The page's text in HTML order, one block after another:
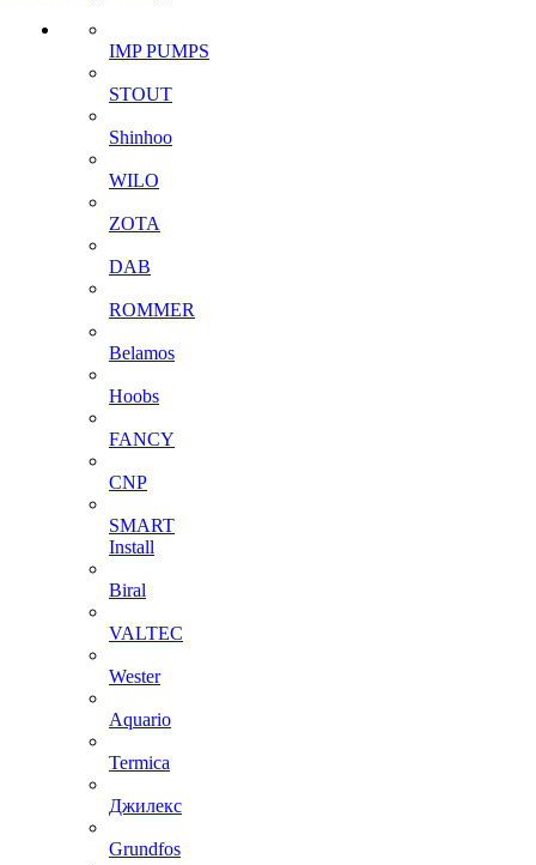
IMP PUMPS
STOUT
Shinhoo
WILO
ZOTA
DAB
ROMMER
Belamos
Hoobs
FANCY
CNP
SMART
Install
Biral
VALTEC
Wester
Aquario
Termica
Джилекс
Grundfos